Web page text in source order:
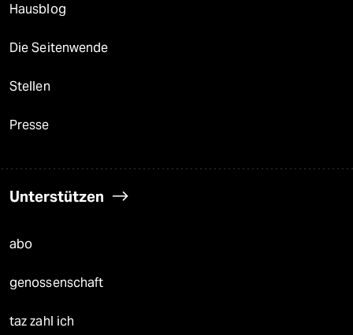
Hausblog
Die Seitenwende
Stellen
Presse
Unterstützen
abo
genossenschaft
taz zahl ich